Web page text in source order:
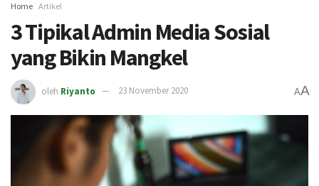
Home Artikel
3 Tipikal Admin Media Sosial
yang Bikin Mangkel
oleh Riyanto 23 November 2020 AA